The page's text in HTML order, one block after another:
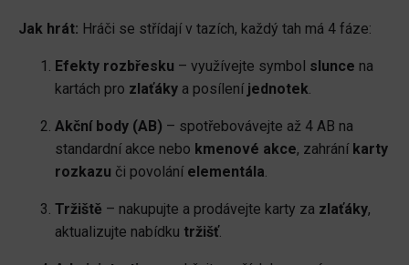
Jak hrát: Hráči se střídají v tazích, každý tah má 4 fáze:
Efekty rozbřesku – využívejte symbol slunce na
kartách pro zlaťáky a posílení jednotek
Akční body (AB) – spotřebovávejte až 4 AB na
standardní akce nebo kmenové akce, zahrání karty
rozkazu či povolání elementála
Tržiště – nakupujte a prodávejte karty za zlaťáky,
aktualizujte nabídku tržišť.